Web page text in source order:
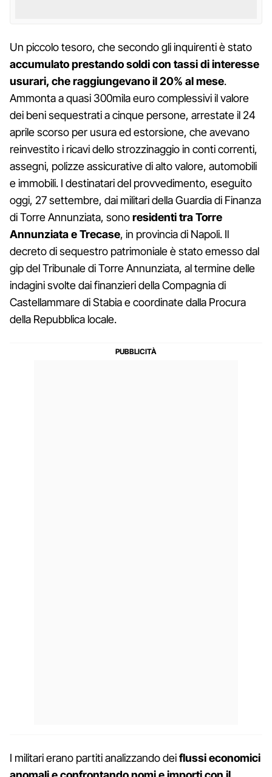
Un piccolo tesoro, che secondo gli inquirenti è stato
accumulato prestando soldi con tassi di interesse
usurari, che raggiungevano il 20% al mese.
Ammonta a quasi 300mila euro complessivi il valore
dei beni sequestrati a cinque persone, arrestate il 24
aprile scorso per usura ed estorsione, che avevano
reinvestito i ricavi dello strozzinaggio in conti correnti,
assegni, polizze assicurative di alto valore, automobili
e immobili. I destinatari del provvedimento, eseguito
oggi, 27 settembre, dai militari della Guardia di Finanza
di Torre Annunziata, sonoresidenti tra Torre
Annunziata e Trecase, in provincia di Napoli. Il
decreto di sequestro patrimoniale è stato emesso dal
gip del Tribunale di Torre Annunziata, al termine delle
indagini svolte dai finanzieri della Compagnia di
Castellammare di Stabia e coordinate dalla Procura
della Repubblica locale.
I militari erano partiti analizzando deiflussi economici